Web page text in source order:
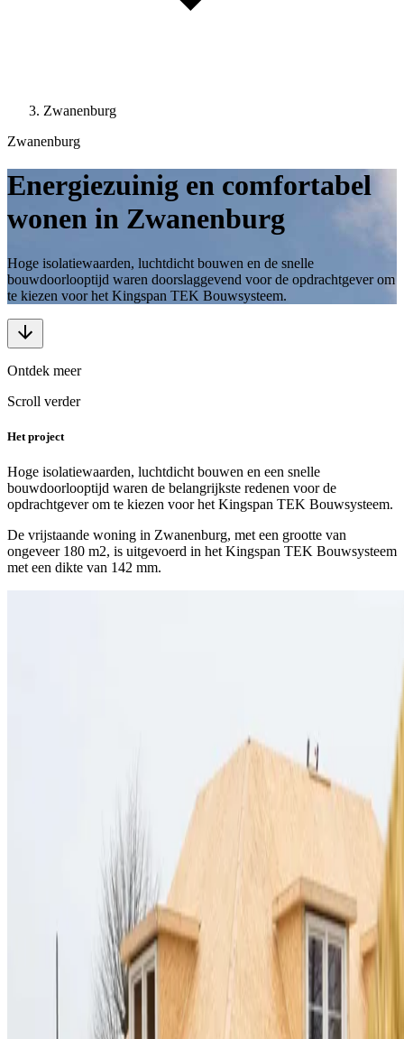
Zwanenburg
Zwanenburg
Energiezuinig en comfortabel
wonen in Zwanenburg
Hoge isolatiewaarden, luchtdicht bouwen en de snelle
bouwdoorlooptijd waren doorslaggevend voor de opdrachtgever om
te kiezen voor het Kingspan TEK Bouwsysteem.
Ontdek meer
Scroll verder
Het project
Hoge isolatiewaarden, luchtdicht bouwen en een snelle
bouwdoorlooptijd waren de belangrijkste redenen voor de
opdrachtgever om te kiezen voor het Kingspan TEK Bouwsysteem.
De vrijstaande woning in Zwanenburg, met een grootte van
ongeveer 180 m2, is uitgevoerd in het Kingspan TEK Bouwsysteem
met een dikte van 142 mm.